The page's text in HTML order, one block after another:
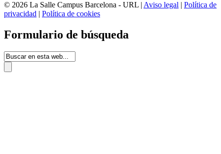
© 2026 La Salle Campus Barcelona - URL | Aviso legal | Política de
privacidad | Política de cookies
Formulario de búsqueda